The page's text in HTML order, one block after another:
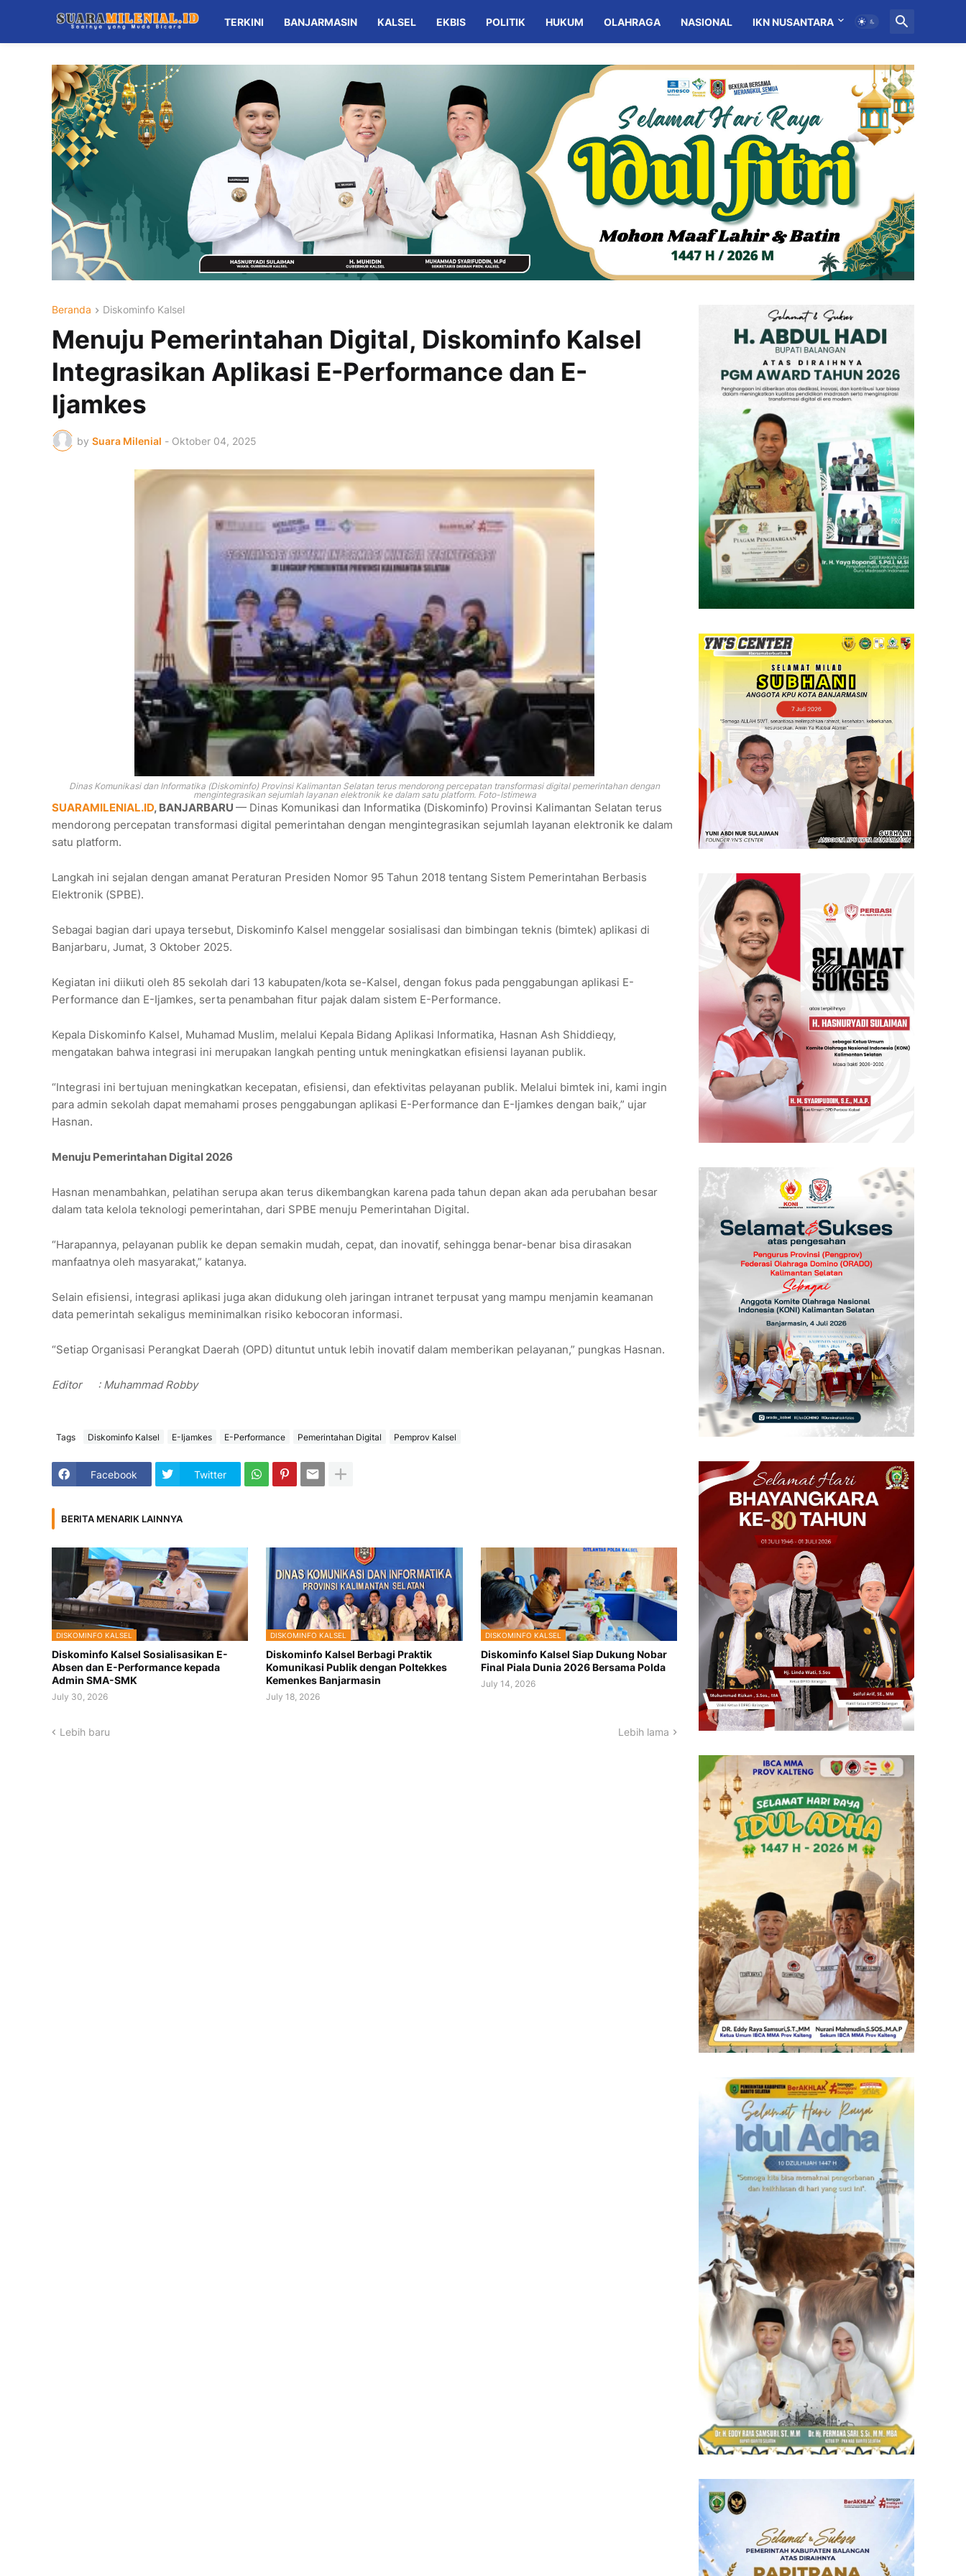
TERKINI BANJARMASIN KALSEL EKBIS POLITIK HUKUM OLAHRAGA NASIONAL IKN NUSANTARA MITRA
Beranda Diskominfo Kalsel
Menuju Pemerintahan Digital, Diskominfo Kalsel
Integrasikan Aplikasi E-Performance dan E-
Ijamkes
by Suara Milenial - Oktober 04, 2025
Dinas Komunikasi dan Informatika (Diskominfo) Provinsi Kalimantan Selatan terus mendorong percepatan transformasi digital pemerintahan dengan
mengintegrasikan sejumlah layanan elektronik ke dalam satu platform. Foto-Istimewa
SUARAMILENIAL.ID, BANJARBARU — Dinas Komunikasi dan Informatika (Diskominfo) Provinsi Kalimantan Selatan terus
mendorong percepatan transformasi digital pemerintahan dengan mengintegrasikan sejumlah layanan elektronik ke dalam
satu platform.
Langkah ini sejalan dengan amanat Peraturan Presiden Nomor 95 Tahun 2018 tentang Sistem Pemerintahan Berbasis
Elektronik (SPBE).
Sebagai bagian dari upaya tersebut, Diskominfo Kalsel menggelar sosialisasi dan bimbingan teknis (bimtek) aplikasi di
Banjarbaru, Jumat, 3 Oktober 2025.
Kegiatan ini diikuti oleh 85 sekolah dari 13 kabupaten/kota se-Kalsel, dengan fokus pada penggabungan aplikasi E-
Performance dan E-Ijamkes, serta penambahan fitur pajak dalam sistem E-Performance.
Kepala Diskominfo Kalsel, Muhamad Muslim, melalui Kepala Bidang Aplikasi Informatika, Hasnan Ash Shiddieqy,
mengatakan bahwa integrasi ini merupakan langkah penting untuk meningkatkan efisiensi layanan publik.
“Integrasi ini bertujuan meningkatkan kecepatan, efisiensi, dan efektivitas pelayanan publik. Melalui bimtek ini, kami ingin
para admin sekolah dapat memahami proses penggabungan aplikasi E-Performance dan E-Ijamkes dengan baik,” ujar
Hasnan.
Menuju Pemerintahan Digital 2026
Hasnan menambahkan, pelatihan serupa akan terus dikembangkan karena pada tahun depan akan ada perubahan besar
dalam tata kelola teknologi pemerintahan, dari SPBE menuju Pemerintahan Digital.
“Harapannya, pelayanan publik ke depan semakin mudah, cepat, dan inovatif, sehingga benar-benar bisa dirasakan
manfaatnya oleh masyarakat,” katanya.
Selain efisiensi, integrasi aplikasi juga akan didukung oleh jaringan intranet terpusat yang mampu menjamin keamanan
data pemerintah sekaligus meminimalkan risiko kebocoran informasi.
“Setiap Organisasi Perangkat Daerah (OPD) dituntut untuk lebih inovatif dalam memberikan pelayanan,” pungkas Hasnan.
Editor : Muhammad Robby
Tags Diskominfo Kalsel E-Ijamkes E-Performance Pemerintahan Digital Pemprov Kalsel
Facebook Twitter
BERITA MENARIK LAINNYA
DISKOMINFO KALSEL
Diskominfo Kalsel Sosialisasikan E-
Absen dan E-Performance kepada
Admin SMA-SMK
July 30, 2026
DISKOMINFO KALSEL
Diskominfo Kalsel Berbagi Praktik
Komunikasi Publik dengan Poltekkes
Kemenkes Banjarmasin
July 18, 2026
DISKOMINFO KALSEL
Diskominfo Kalsel Siap Dukung Nobar
Final Piala Dunia 2026 Bersama Polda
July 14, 2026
Lebih baru Lebih lama